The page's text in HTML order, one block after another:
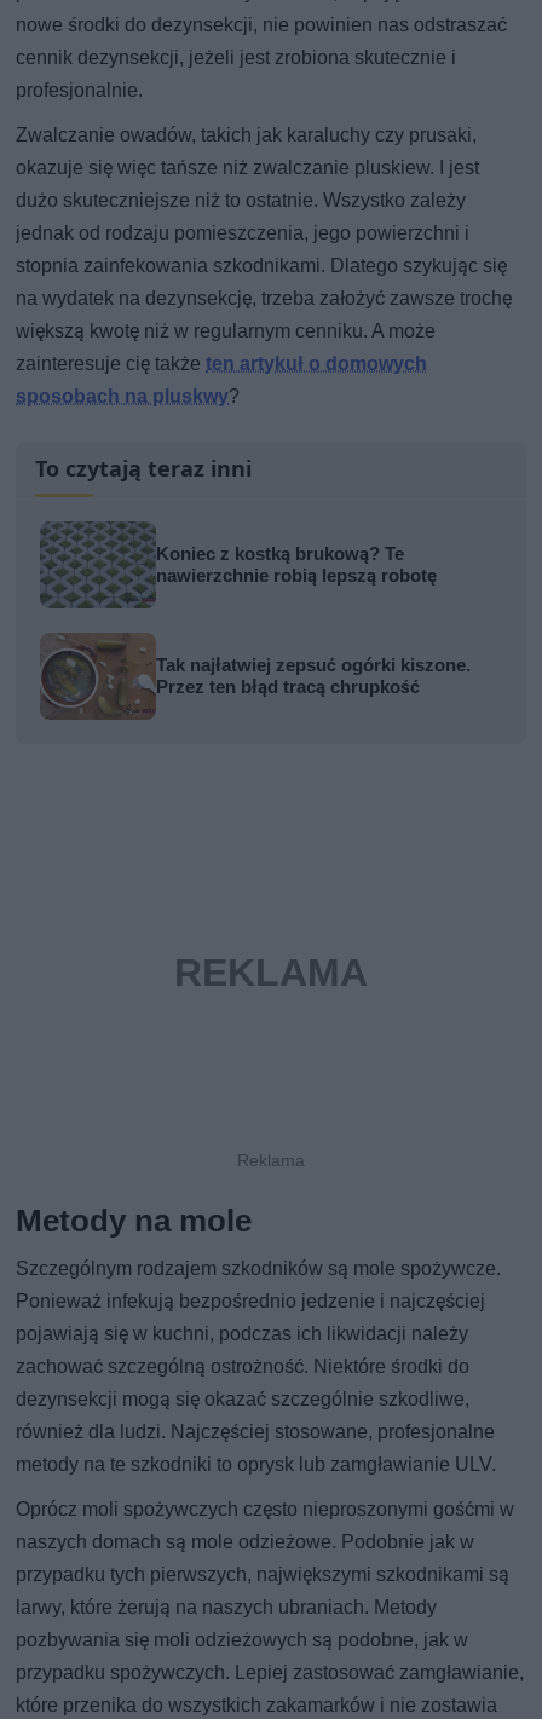
nowe środki do dezynsekcji, nie powinien nas odstraszać
cennik dezynsekcji, jeżeli jest zrobiona skutecznie i
profesjonalnie.
Zwalczanie owadów, takich jak karaluchy czy prusaki,
okazuje się więc tańsze niż zwalczanie pluskiew. I jest
dużo skuteczniejsze niż to ostatnie. Wszystko zależy
jednak od rodzaju pomieszczenia, jego powierzchni i
stopnia zainfekowania szkodnikami. Dlatego szykując się
na wydatek na dezynsekcję, trzeba założyć zawsze trochę
większą kwotę niż w regularnym cenniku. A może
zainteresuje cię takżeten artykuł o domowych
sposobach na pluskwy?
To czytają teraz inni
Koniec z kostką brukową? Te
nawierzchnie robią lepszą robotę
Tak najłatwiej zepsuć ogórki kiszone.
Przez ten błąd tracą chrupkość
Metody na mole
Szczególnym rodzajem szkodników są mole spożywcze.
Ponieważ infekują bezpośrednio jedzenie i najczęściej
pojawiają się w kuchni, podczas ich likwidacji należy
zachować szczególną ostrożność. Niektóre środki do
dezynsekcji mogą się okazać szczególnie szkodliwe,
również dla ludzi. Najczęściej stosowane, profesjonalne
metody na te szkodniki to oprysk lub zamgławianie ULV.
Oprócz moli spożywczych często nieproszonymi gośćmi w
naszych domach są mole odzieżowe. Podobnie jak w
przypadku tych pierwszych, największymi szkodnikami są
larwy, które żerują na naszych ubraniach. Metody
pozbywania się moli odzieżowych są podobne, jak w
przypadku spożywczych. Lepiej zastosować zamgławianie,
które przenika do wszystkich zakamarków i nie zostawia